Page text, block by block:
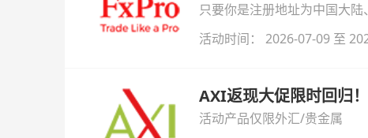
只要你是注册地址为中国大
自动解锁无限倍杠杆福利，无
活动时间： 2026-07-09 至
AXI返现大促限时回归
活动产品仅限外汇/贵金属